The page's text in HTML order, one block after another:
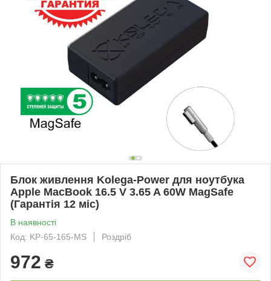
Блок живлення Kolega-Power для ноутбука
Apple MacBook 16.5 V 3.65 A 60W MagSafe
(Гарантія 12 міс)
В наявності
Код: KP-65-165-MS
Роздріб
972 ₴